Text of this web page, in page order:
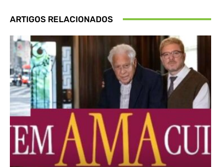
ARTIGOS RELACIONADOS